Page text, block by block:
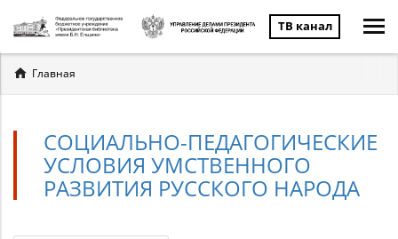
ТВ канал
Вы
здесь
Главная
СОЦИАЛЬНО-ПЕДАГОГИЧЕСКИЕ
УСЛОВИЯ УМСТВЕННОГО
РАЗВИТИЯ РУССКОГО НАРОДА